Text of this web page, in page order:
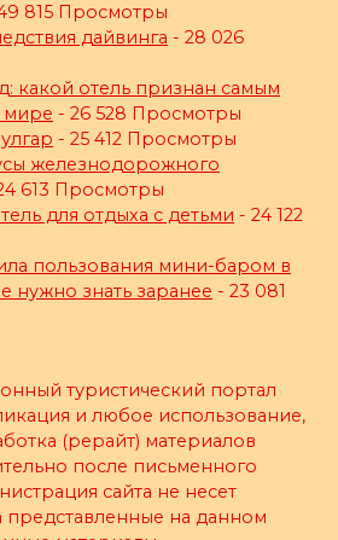
815 Просмотры
дайвинга - 28 026
какой отель признан самым
- 26 528 Просмотры
- 25 412 Просмотры
железнодорожного
613 Просмотры
для отдыха с детьми - 24 122
пользования мини-баром в
нужно знать заранее - 23 081
туристический портал
и любое использование,
(рерайт) материалов
после письменного
сайта не несет
представленные на данном